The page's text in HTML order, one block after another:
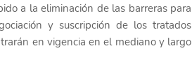
a la eliminación de las barreras para
y suscripción de los tratados
en vigencia en el mediano y largo